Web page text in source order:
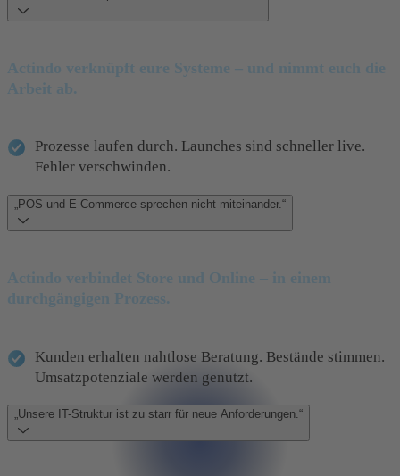
Actindo verknüpft eure Systeme – und nimmt euch die
Arbeit ab.
Prozesse laufen durch. Launches sind schneller live.
Fehler verschwinden.
„POS und E-Commerce sprechen nicht miteinander.“
Actindo verbindet Store und Online – in einem
durchgängigen Prozess.
Kunden erhalten nahtlose Beratung. Bestände stimmen.
Umsatzpotenziale werden genutzt.
„Unsere IT-Struktur ist zu starr für neue Anforderungen.“